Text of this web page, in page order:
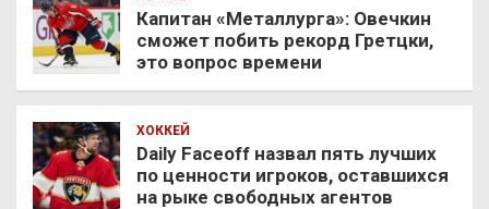
Капитан «Металлурга»: Овечкин
сможет побить рекорд Гретцки,
это вопрос времени
ХОККЕЙ
Daily Faceoff назвал пять лучших
по ценности игроков, оставшихся
на рыке свободных агентов